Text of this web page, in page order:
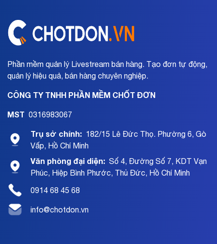
Phần mềm quản lý Livestream bán hàng. Tạo đơn tự động,
quản lý hiệu quả, bán hàng chuyên nghiệp.
CÔNG TY TNHH PHẦN MỀM CHỐT ĐƠN
MST 0316983067
Trụ sở chính: 182/15 Lê Đức Thọ. Phường 6, Gò
Vấp, Hồ Chí Minh
Văn phòng đại diện: Số 4, Đường Số 7, KDT Vạn
Phúc, Hiệp Bình Phước, Thủ Đức, Hồ Chí Minh
0914 68 45 68
info@chotdon.vn